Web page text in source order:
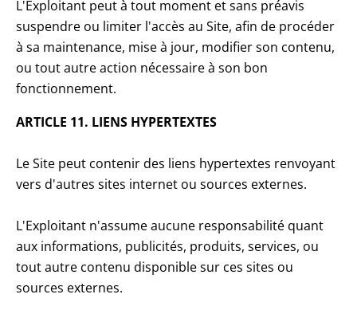
L'Exploitant peut à tout moment et sans préavis
suspendre ou limiter l'accès au Site, afin de procéder
à sa maintenance, mise à jour, modifier son contenu,
ou tout autre action nécessaire à son bon
fonctionnement.
ARTICLE 11. LIENS HYPERTEXTES
Le Site peut contenir des liens hypertextes renvoyant
vers d'autres sites internet ou sources externes.
L'Exploitant n'assume aucune responsabilité quant
aux informations, publicités, produits, services, ou
tout autre contenu disponible sur ces sites ou
sources externes.